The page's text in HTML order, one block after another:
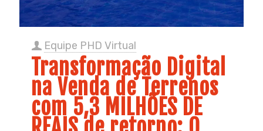
Equipe PHD Virtual
Transformação Digital
na Venda de Terrenos
com 5,3 MILHÕES DE